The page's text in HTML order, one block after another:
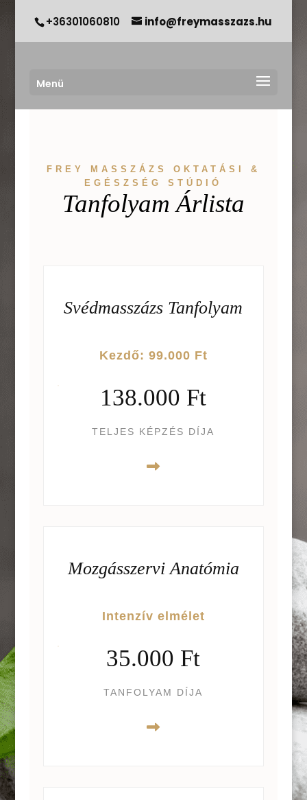
+36301060810 info@freymasszazs.hu
Menü
FREY MASSZÁZS OKTATÁSI &
EGÉSZSÉG STÚDIÓ
Tanfolyam Árlista
Svédmasszázs Tanfolyam
Kezdő: 99.000 Ft
138.000 Ft
TELJES KÉPZÉS DÍJA
Mozgásszervi Anatómia
Intenzív elmélet
35.000 Ft
TANFOLYAM DÍJA